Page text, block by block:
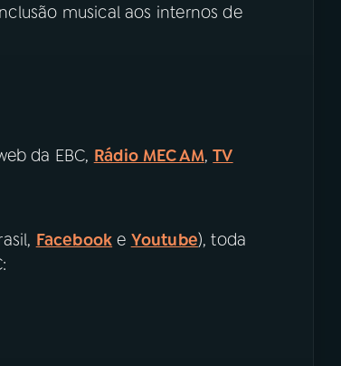
musical aos internos de
da EBC, Rádio MEC AM,TV
Facebook e Youtube), toda